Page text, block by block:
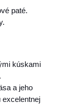
paté.
kúskami
a jeho
excelentnej